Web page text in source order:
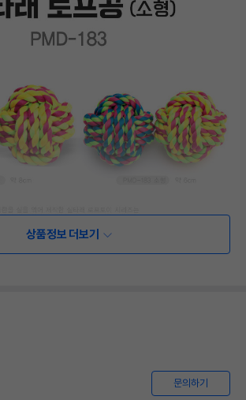
상품정보 더보기
문의하기